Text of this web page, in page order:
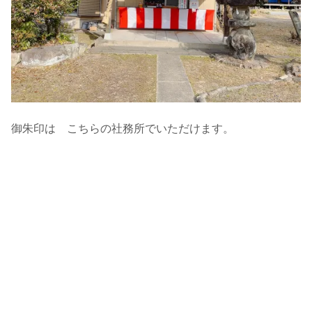
御朱印は こちらの社務所でいただけます。